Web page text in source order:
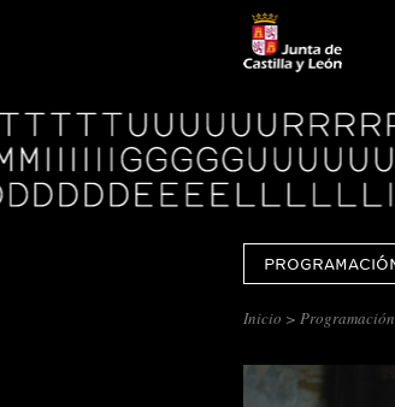
Logo
Centro
Cultural
Miguel
Delibes
Inicio > Programación